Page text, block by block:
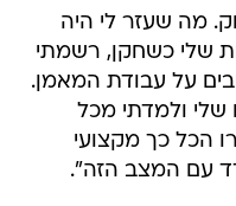
מה שעזר לי היה
שלי כשחקן, רשמתי
על עבודת המאמן.
ולמדתי מכל
הכל כך מקצועי
עם המצב הזה".